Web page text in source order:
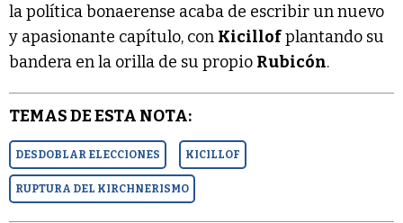
la política bonaerense acaba de escribir un nuevo
y apasionante capítulo, con Kicillofplantando su
bandera en la orilla de su propio Rubicón.
TEMAS DE ESTA NOTA:
DESDOBLAR ELECCIONES KICILLOF
RUPTURA DEL KIRCHNERISMO